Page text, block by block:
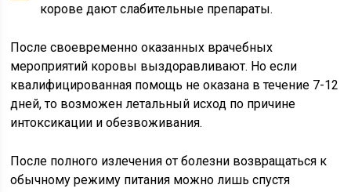
корове дают слабительные препараты.
После своевременно оказанных врачебных
мероприятий коровы выздоравливают. Но если
квалифицированная помощь не оказана в течение 7-12
дней, то возможен летальный исход по причине
интоксикации и обезвоживания.
После полного излечения от болезни возвращаться к
обычному режиму питания можно лишь спустя